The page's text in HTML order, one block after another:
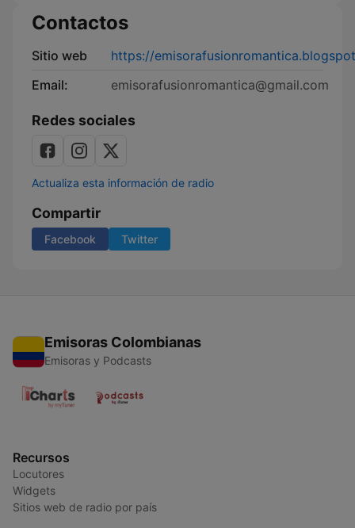
Contactos
Sitio web
https://
Email:
emisorafusionromantica@gmail.com
Redes sociales
Actualiza esta información de radio
Compartir
Facebook Twitter
Emisoras Colombianas
Emisoras y Podcasts
Recursos
Locutores
Widgets
Sitios web de radio por país